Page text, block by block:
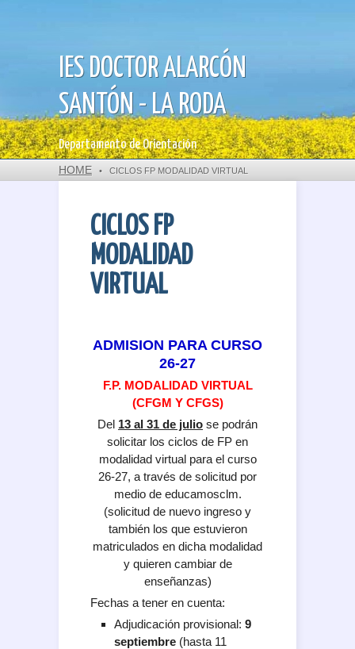
IES DOCTOR ALARCÓN
SANTÓN - LA RODA
Departamento de Orientación
HOME • CICLOS FP MODALIDAD VIRTUAL
CICLOS FP
MODALIDAD
VIRTUAL
ADMISION PARA CURSO
26-27
F.P. MODALIDAD VIRTUAL
(CFGM Y CFGS)
Del 13 al 31 de julio se podrán
solicitar los ciclos de FP en
modalidad virtual para el curso
26-27, a través de solicitud por
medio de educamosclm.
(solicitud de nuevo ingreso y
también los que estuvieron
matriculados en dicha modalidad
y quieren cambiar de
enseñanzas)
Fechas a tener en cuenta:
Adjudicación provisional: 9
septiembre (hasta 11